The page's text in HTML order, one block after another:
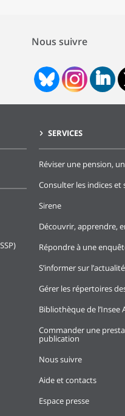
Nous suivre
SERVICES
Réviser une pension,
Consulter les indices
Sirene
Découvrir, apprendre,
Répondre à une
S’informer sur
Gérer les répertoires
Bibliothèque de l’Insee
Commander une
publication
Nous suivre
Aide et contacts
Espace presse